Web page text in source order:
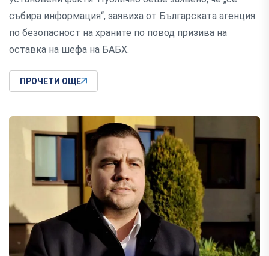
събира информация“, заявиха от Българската агенция
по безопасност на храните по повод призива на
оставка на шефа на БАБХ.
ПРОЧЕТИ ОЩЕ